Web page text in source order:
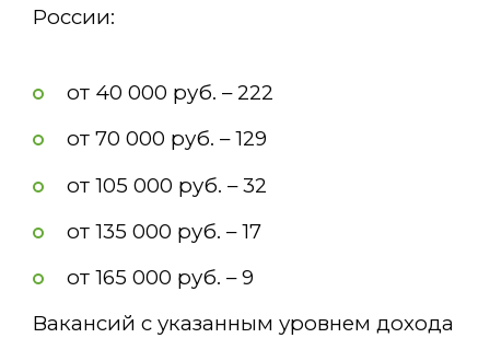
России:
от 40 000 руб. – 222
от 70 000 руб. – 129
от 105 000 руб. – 32
от 135 000 руб. – 17
от 165 000 руб. – 9
Вакансий с указанным уровнем дохода